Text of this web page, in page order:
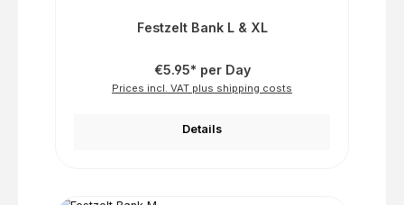
Festzelt Bank L & XL
€5.95* per Day
Prices incl. VAT plus shipping costs
Details